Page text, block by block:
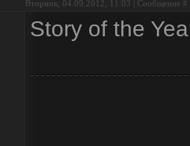
Вторник, 04.09.2012, 11:03 | Сообщение #
Story of the